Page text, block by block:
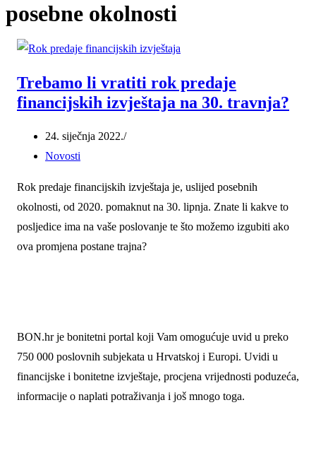
posebne okolnosti
Trebamo li vratiti rok predaje
financijskih izvještaja na 30. travnja?
24. siječnja 2022.
Novosti
Rok predaje financijskih izvještaja je, uslijed posebnih
okolnosti, od 2020. pomaknut na 30. lipnja. Znate li kakve to
posljedice ima na vaše poslovanje te što možemo izgubiti ako
ova promjena postane trajna?
BON.hr je bonitetni portal koji Vam omogućuje uvid u preko
750 000 poslovnih subjekata u Hrvatskoj i Europi. Uvidi u
financijske i bonitetne izvještaje, procjena vrijednosti poduzeća,
informacije o naplati potraživanja i još mnogo toga.